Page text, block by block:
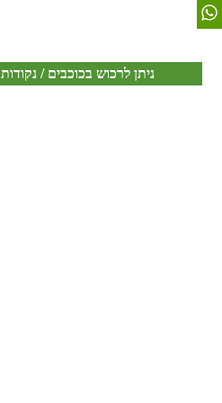
ניתן לרכוש בכוכבים / נקודות